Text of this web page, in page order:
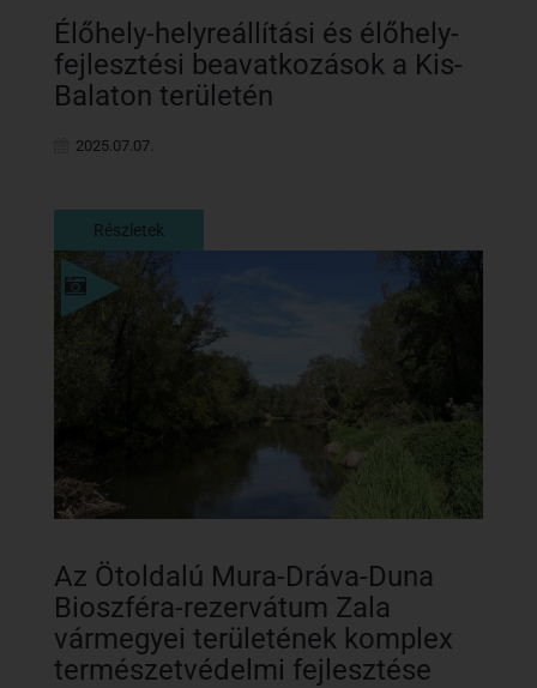
Élőhely-helyreállítási és élőhely-
fejlesztési beavatkozások a Kis-
Balaton területén
2025.07.07.
Részletek
Részletek
Az Ötoldalú Mura-Dráva-Duna
Bioszféra-rezervátum Zala
vármegyei területének komplex
természetvédelmi fejlesztése